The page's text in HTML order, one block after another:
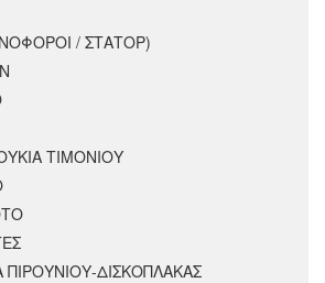
/ ΣΤΑΤΟΡ)
ΤΙΜΟΝΙΟΥ
ΠΙΡΟΥΝΙΟΥ-ΔΙΣΚΟΠΛΑΚΑΣ